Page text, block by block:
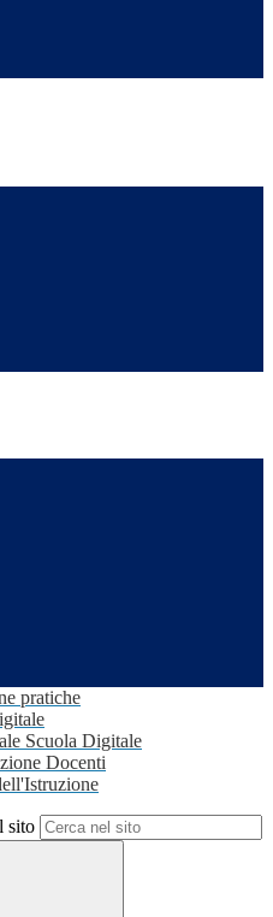
pratiche
Scuola Digitale
Docenti
sito